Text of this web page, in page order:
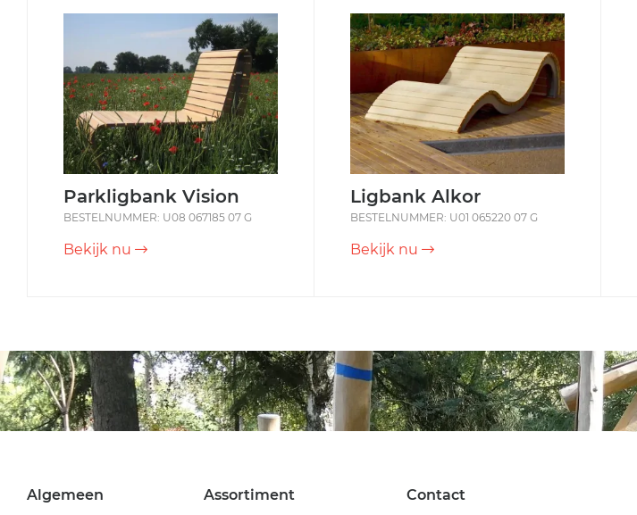
Parkligbank Vision
BESTELNUMMER: U08 067185 07 G
Bekijk nu
Ligbank Alkor
BESTELNUMMER: U01 065220 07 G
Bekijk nu
Algemeen Assortiment Contact